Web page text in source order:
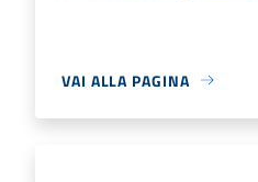
VAI ALLA PAGINA